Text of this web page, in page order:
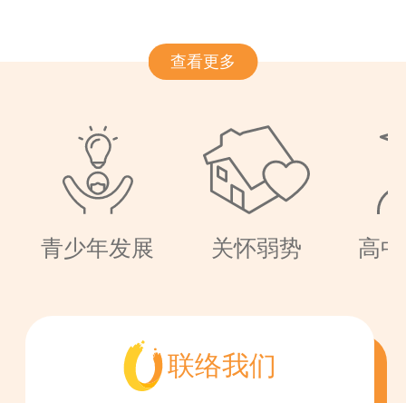
查看更多
青少年发展 关怀弱势 高
联络我们